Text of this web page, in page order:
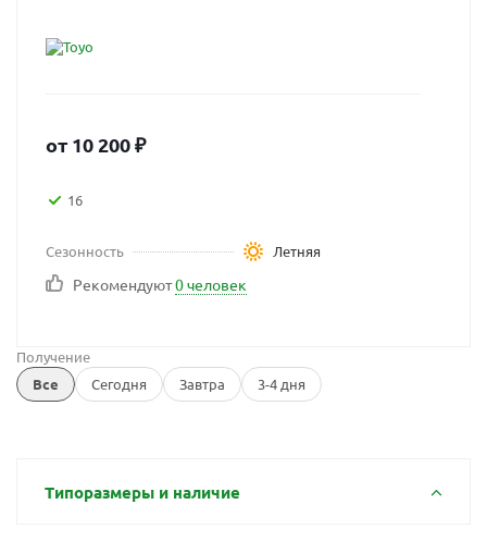
от 10 200₽
16
Сезонность Летняя
Рекомендуют0 человек
Получение
Все
Сегодня Завтра 3-4 дня
Типоразмеры и наличие